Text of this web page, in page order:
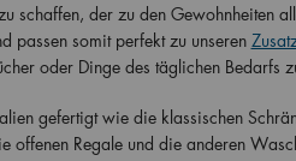
schaffen, der zu den Gewohnheiten
passen somit perfekt zu unseren
oder Dinge des täglichen Bedarfs
gefertigt wie die klassischen
Regale und die anderen